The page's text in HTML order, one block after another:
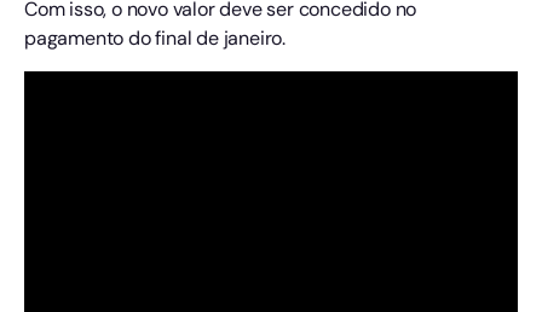
Com isso, o novo valor deve ser concedido no
pagamento do final de janeiro.